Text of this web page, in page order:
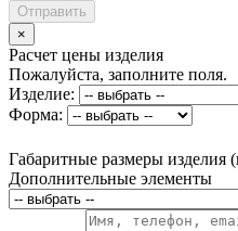
Отправить
×
Расчет цены изделия
Пожалуйста, заполните поля.
Изделие:
Форма:
Габаритные размеры изделия
Дополнительные элементы